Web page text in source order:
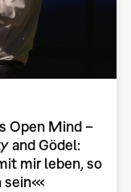
Open Mind –
and Gödel:
mir leben, so